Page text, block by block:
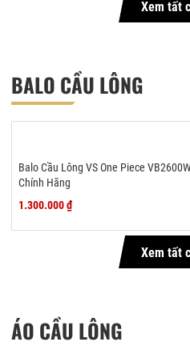
Xem tất
BALO CẦU LÔNG
Balo Cầu Lông VS One Piece
Chính Hãng
1.300.000 ₫
Xem tất
ÁO CẦU LÔNG